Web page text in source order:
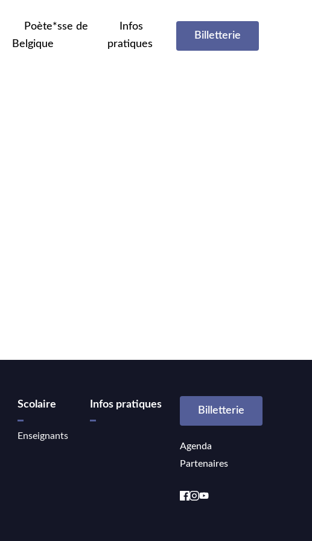
Poète*sse de
Belgique
Infos
pratiques
Billetterie
Scolaire
Enseignants
Infos pratiques
Billetterie
Agenda
Partenaires